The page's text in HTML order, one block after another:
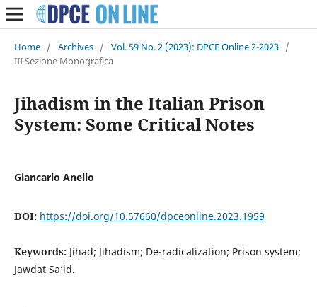
Home / Archives / Vol. 59 No. 2 (2023): DPCE Online 2-2023 /
III Sezione Monografica
Jihadism in the Italian Prison
System: Some Critical Notes
Giancarlo Anello
DOI: https://doi.org/10.57660/dpceonline.2023.1959
Keywords: Jihad; Jihadism; De-radicalization; Prison system;
Jawdat Sa‘id.